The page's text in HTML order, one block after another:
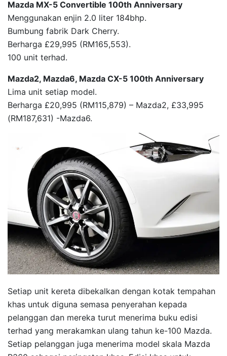
Mazda MX-5 Convertible 100th Anniversary
Menggunakan enjin 2.0 liter 184bhp.
Bumbung fabrik Dark Cherry.
Berharga £29,995 (RM165,553).
100 unit terhad.
Mazda2, Mazda6, Mazda CX-5 100th Anniversary
Lima unit setiap model.
Berharga £20,995 (RM115,879) – Mazda2, £33,995
(RM187,631) -Mazda6.
Setiap unit kereta dibekalkan dengan kotak tempahan
khas untuk diguna semasa penyerahan kepada
pelanggan dan mereka turut menerima buku edisi
terhad yang merakamkan ulang tahun ke-100 Mazda.
Setiap pelanggan juga menerima model skala Mazda